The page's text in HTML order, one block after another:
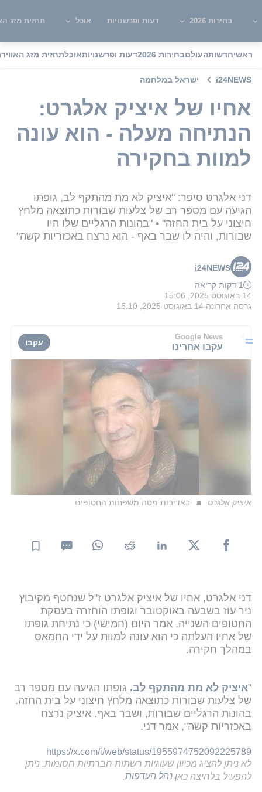
בחירות 2026 דעות ופרשנויות אוכל תחזית מזג
ראשיחדשותהעולםבחירות 2026 דעות ופרשנויותאוכלתחזית מזג האוויר
i24NEWS ישראל במלחמה
אחיו של איציק אלגרט:
הנתיחה מעלה - הוא עונה
למוות בחקירה
דני אלגרט סיפר: "איציק לא מת מהתקף לב, גופתו
הגיעה עם מספר רב של צלעות שבורות כתוצאה מלחץ
חיצוני על בית החזה" • "בהונות הרגליים שלו היו
שבורות, והיה לו שבר באף - הוא נרצח באכזריות קשה"
i24NEWS
1 דקות קריאה
14 באוגוסט 2025, 15:06
גרסה אחרונה 14 באוגוסט 2025, 15:10
Google News
עקבו אחרינו עקבו
איציק אלגרט באדיבות מטה משפחות החטופים
דני אלגרט, אחיו של איציק אלגרט ז"ל שנחטף מקיבוץ
ניר עוז בשבעה באוקטובר וגופתו הוחזרה בעסקת
החטופים השנייה, אמר היום (חמישי) כי נתיחת גופתו
של אחיו העלתה כי הוא עונה למוות על ידי החמאס
במהלך חקירה.
"איציק לא מת מהתקף לב. גופתו הגיעה עם מספר רב
של צלעות שבורות כתוצאה מלחץ חיצוני על בית החזה.
בהונות הרגליים שבורות, ושבר באף. איציק נרצח
באכזריות קשה", אמר דני.
https://x.com/i/web/status/1955974752092225789
לא ניתן להציג מכיוון שעוגיות רשתות חברתיות חסומות. ניתן
להפעיל בלחיצה כאן נהל העדפות